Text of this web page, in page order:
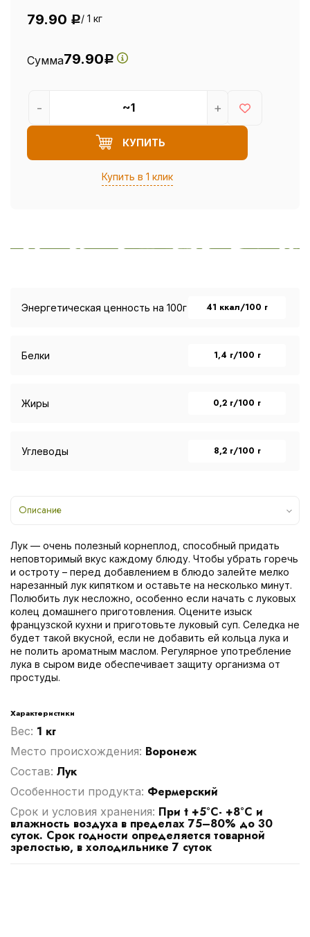
79.90 Р/ 1 кг
Сумма79.90Р
КУПИТЬ
Купить в 1 клик
- +
Энергетическая ценность на 100г 41 ккал/100 г
Белки 1,4 г/100 г
Жиры 0,2 г/100 г
Углеводы 8,2 г/100 г
Описание
Лук — очень полезный корнеплод, способный придать
неповторимый вкус каждому блюду. Чтобы убрать горечь
и остроту – перед добавлением в блюдо залейте мелко
нарезанный лук кипятком и оставьте на несколько минут.
Полюбить лук несложно, особенно если начать с луковых
колец домашнего приготовления. Оцените изыск
французской кухни и приготовьте луковый суп. Селедка не
будет такой вкусной, если не добавить ей кольца лука и
не полить ароматным маслом. Регулярное употребление
лука в сыром виде обеспечивает защиту организма от
простуды.
Характеристики
Вес: 1 кг
Место происхождения: Воронеж
Cостав: Лук
Особенности продукта: Фермерский
Срок и условия хранения: При t +5°С- +8°С и
влажность воздуха в пределах 75–80% до 30
суток. Срок годности определяется товарной
зрелостью, в холодильнике 7 суток